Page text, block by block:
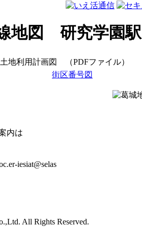
地図 研究学園駅
利用計画図 （PDFファイル）
街区番号図
内は
iesiat@selas
All Rights Reserved.